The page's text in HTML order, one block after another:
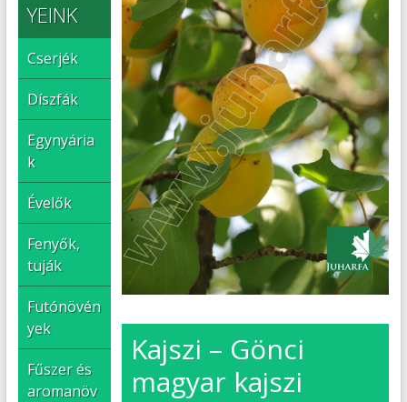
Kajszi – Gönci
magyar kajszi
YEINK
Cserjék
Díszfák
Egynyária
k
Évelők
Fenyők,
tuják
Futónövén
yek
Fűszer és
aromanöv